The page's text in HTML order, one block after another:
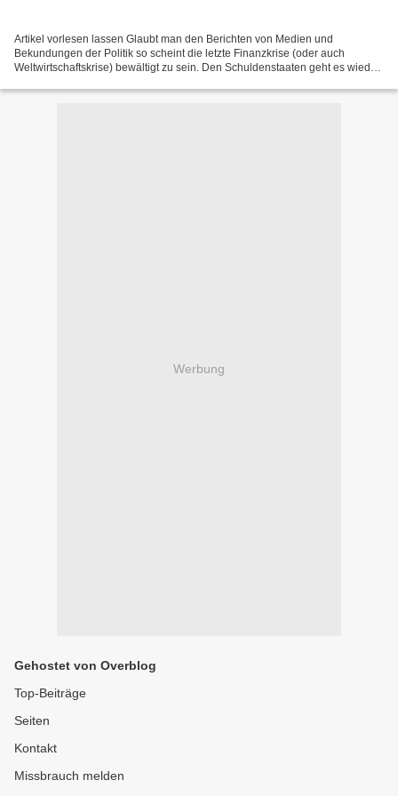
Artikel vorlesen lassen Glaubt man den Berichten von Medien und
Bekundungen der Politik so scheint die letzte Finanzkrise (oder auch
Weltwirtschaftskrise) bewältigt zu sein. Den Schuldenstaaten geht es wieder
Werbung
Gehostet von Overblog
Top-Beiträge
Seiten
Kontakt
Missbrauch melden